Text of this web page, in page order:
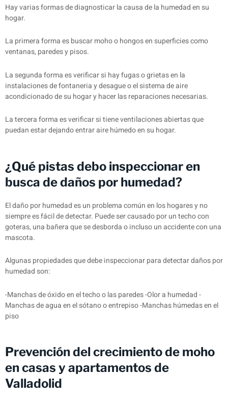
Hay varias formas de diagnosticar la causa de la humedad en su
hogar.
La primera forma es buscar moho o hongos en superficies como
ventanas, paredes y pisos.
La segunda forma es verificar si hay fugas o grietas en la
instalaciones de fontaneria y desague o el sistema de aire
acondicionado de su hogar y hacer las reparaciones necesarias.
La tercera forma es verificar si tiene ventilaciones abiertas que
puedan estar dejando entrar aire húmedo en su hogar.
¿Qué pistas debo inspeccionar en
busca de daños por humedad?
El daño por humedad es un problema común en los hogares y no
siempre es fácil de detectar. Puede ser causado por un techo con
goteras, una bañera que se desborda o incluso un accidente con una
mascota.
Algunas propiedades que debe inspeccionar para detectar daños por
humedad son:
-Manchas de óxido en el techo o las paredes -Olor a humedad -
Manchas de agua en el sótano o entrepiso -Manchas húmedas en el
piso
Prevención del crecimiento de moho
en casas y apartamentos de
Valladolid